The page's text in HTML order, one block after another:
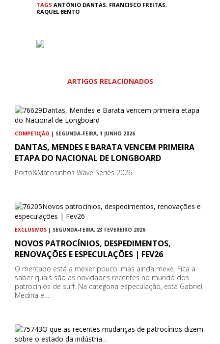
TAGS ANTÓNIO DANTAS, FRANCISCO FREITAS,
RAQUEL BENTO
ARTIGOS RELACIONADOS
COMPETIÇÃO | SEGUNDA-FEIRA, 1 JUNHO 2026
DANTAS, MENDES E BARATA VENCEM PRIMEIRA
ETAPA DO NACIONAL DE LONGBOARD
Porto&Matosinhos Wave Series 2026
EXCLUSIVOS | SEGUNDA-FEIRA, 23 FEVEREIRO 2026
NOVOS PATROCÍNIOS, DESPEDIMENTOS,
RENOVAÇÕES E ESPECULAÇÕES | FEV26
O mercado está a mexer pouco, mas ainda mexe. Fica a
saber quais são as novidades recentes no mundo dos
patrocínios de surf. Na categoria especulação, está Gabriel
Medina e…